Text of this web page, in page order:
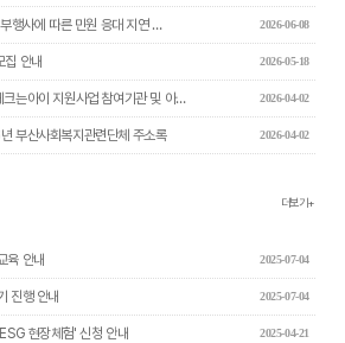
행사에 따른 민원 응대 지연 … 2026-06-08
안내 2026-05-18
는아이 지원사업 참여기관 및 아… 2026-04-02
부산사회복지관련단체 주소록 2026-04-02
더보기+
육 안내 2025-07-04
진행 안내 2025-07-04
현장체험' 신청 안내 2025-04-21